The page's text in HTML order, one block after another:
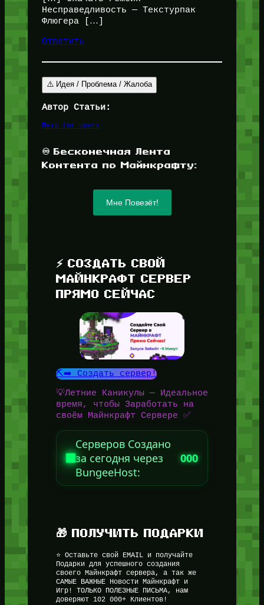
Несправедливость — Текстурпак
Флюгера […]
Ответить
⚠️ Идея / Проблема / Жалоба
Автор Статьи:
Пётр for_users
♾️ Бесконечная Лента
Контента по Майнкрафту:
Мне Повезёт!
⚡ СОЗДАТЬ СВОЙ
МАЙНКРАФТ СЕРВЕР
ПРЯМО СЕЙЧАС
⛏️➡️ Создать сервер!
💡Летние Каникулы — Идеальное
время, чтобы Заработать на
своём Майнкрафт Сервере ✅
Серверов Создано
за сегодня через
BungeeHost:
000
🎁 ПОЛУЧИТЬ ПОДАРКИ
⭐ Оставьте свой EMAIL и получайте
Подарки для успешного создания
своего Майнкрафт сервера, а так же
САМЫЕ ВАЖНЫЕ Новости Майнкрафт и
Игр! ТОЛЬКО ПОЛЕЗНЫЕ ПИСЬМА, нам
доверяют 102 000+ Клиентов!